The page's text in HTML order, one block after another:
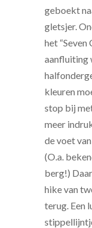
geboekt
gletsjer.
het
aanfluiting
kleuren
stop bij
meer
de voet
(O.a.
berg!)
hike van
terug. Een